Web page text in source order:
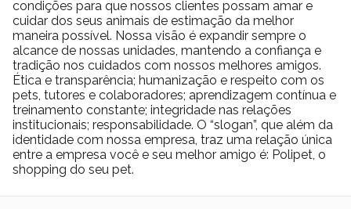
condições para que nossos clientes possam amar e
cuidar dos seus animais de estimação da melhor
maneira possível. Nossa visão é expandir sempre o
alcance de nossas unidades, mantendo a confiança e
tradição nos cuidados com nossos melhores amigos.
Ética e transparência; humanização e respeito com os
pets, tutores e colaboradores; aprendizagem contínua e
treinamento constante; integridade nas relações
institucionais; responsabilidade. O “slogan”, que além da
identidade com nossa empresa, traz uma relação única
entre a empresa você e seu melhor amigo é: Polipet, o
shopping do seu pet.